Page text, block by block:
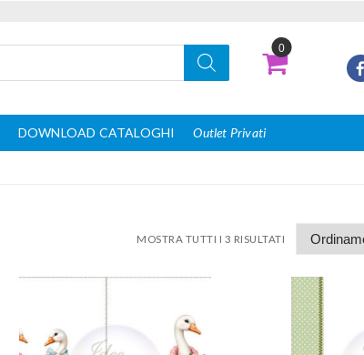
0
DOWNLOAD CATALOGHI Outlet Privati
MOSTRA TUTTI I 3 RISULTATI